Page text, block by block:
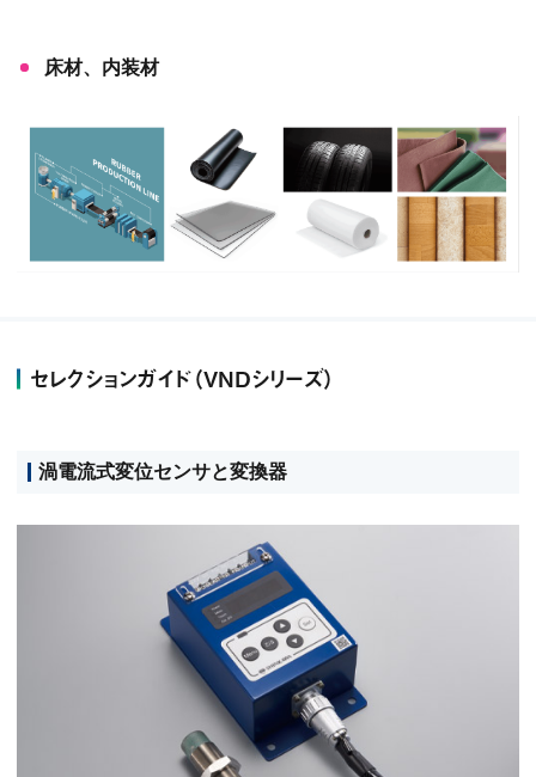
床材、内装材
セレクションガイド（VNDシリーズ）
渦電流式変位センサと変換器